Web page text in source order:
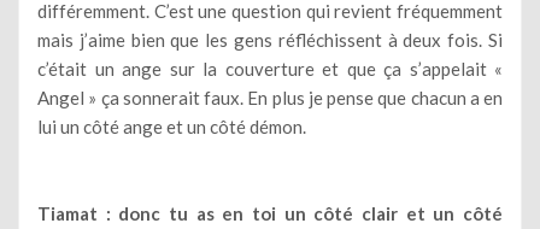
différemment. C’est une question qui revient fréquemment
mais j’aime bien que les gens réfléchissent à deux fois. Si
c’était un ange sur la couverture et que ça s’appelait «
Angel » ça sonnerait faux. En plus je pense que chacun a en
lui un côté ange et un côté démon.
Tiamat : donc tu as en toi un côté clair et un côté